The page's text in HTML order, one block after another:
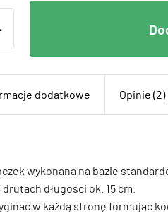
dodatkowe Opinie (2)
wykonana na bazie
długości ok. 15 cm.
w każdą stronę formując